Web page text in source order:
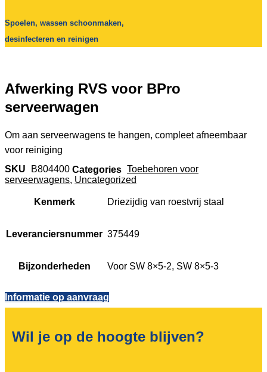
Spoelen, wassen schoonmaken,
desinfecteren en reinigen
Afwerking RVS voor BPro
serveerwagen
Om aan serveerwagens te hangen, compleet afneembaar
voor reiniging
SKU
B804400 Categories Toebehoren voor
serveerwagens, Uncategorized
Kenmerk Driezijdig van roestvrij staal
Leveranciersnummer 375449
Bijzonderheden Voor SW 8×5-2, SW 8×5-3
Informatie op aanvraag
Wil je op de hoogte blijven?